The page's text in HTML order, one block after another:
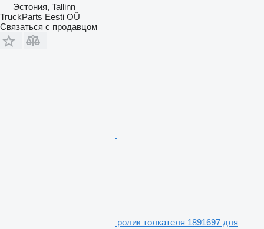
Эстония, Tallinn
TruckParts Eesti OÜ
Связаться с продавцом
ролик толкателя 1891697 для